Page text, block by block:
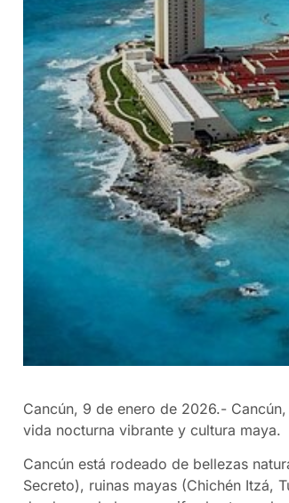
Cancún, 9 de enero de 2026.-
vida nocturna vibrante y cultura maya.
Cancún está rodeado de bellezas
Secreto), ruinas mayas (Chichén Itzá,